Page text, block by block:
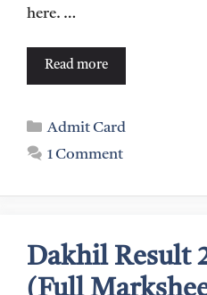
here. …
Read more
Categories
Admit Card
1 Comment
Dakhil Result